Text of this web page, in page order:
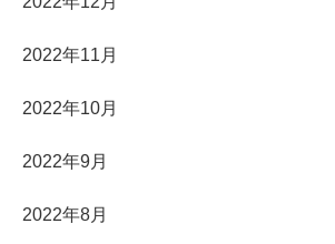
2022年11月
2022年10月
2022年9月
2022年8月